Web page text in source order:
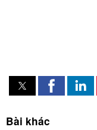
Bài khác